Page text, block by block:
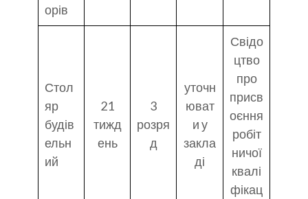
орів
Стол
яр
будів
ельн
ий
21
тижд
ень
3
розря
д
уточн
юват
и у
закла
ді
Свідо
цтво
про
присв
оєння
робіт
ничої
квалі
фікац